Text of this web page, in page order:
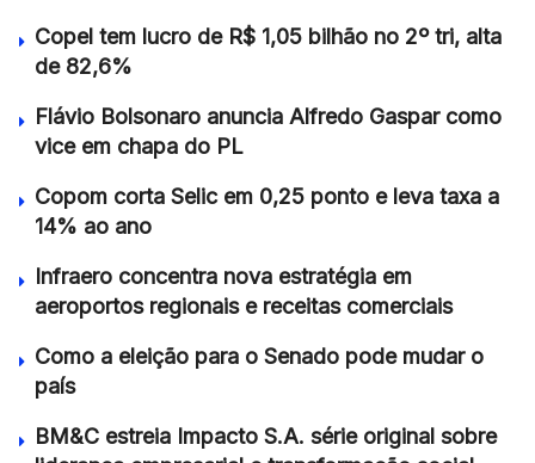
Copel tem lucro de R$ 1,05 bilhão no 2º tri, alta
de 82,6%
Flávio Bolsonaro anuncia Alfredo Gaspar como
vice em chapa do PL
Copom corta Selic em 0,25 ponto e leva taxa a
14% ao ano
Infraero concentra nova estratégia em
aeroportos regionais e receitas comerciais
Como a eleição para o Senado pode mudar o
país
BM&C estreia Impacto S.A. série original sobre